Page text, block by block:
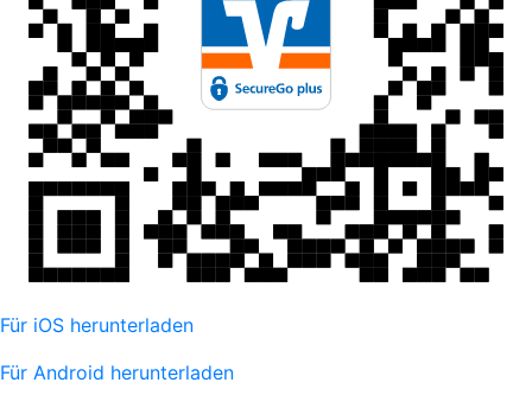
Für iOS herunterladen
Für Android herunterladen